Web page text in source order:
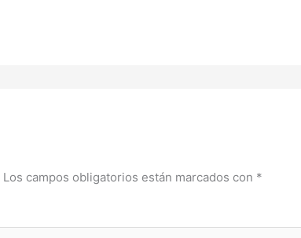
Los campos obligatorios están marcados con *